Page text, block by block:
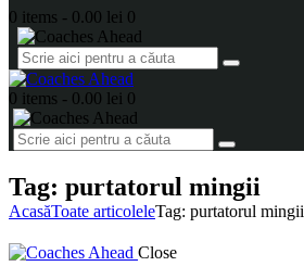
0 items - 0.00 lei 0
0 items - 0.00 lei 0
Tag: purtatorul mingii
AcasăToate articoleleTag: purtatorul mingii
Close